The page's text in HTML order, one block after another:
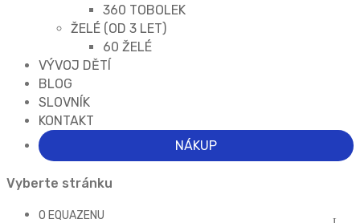
360 TOBOLEK
ŽELÉ (OD 3 LET)
60 ŽELÉ
VÝVOJ DĚTÍ
BLOG
SLOVNÍK
KONTAKT
NÁKUP
Vyberte stránku
O EQUAZENU